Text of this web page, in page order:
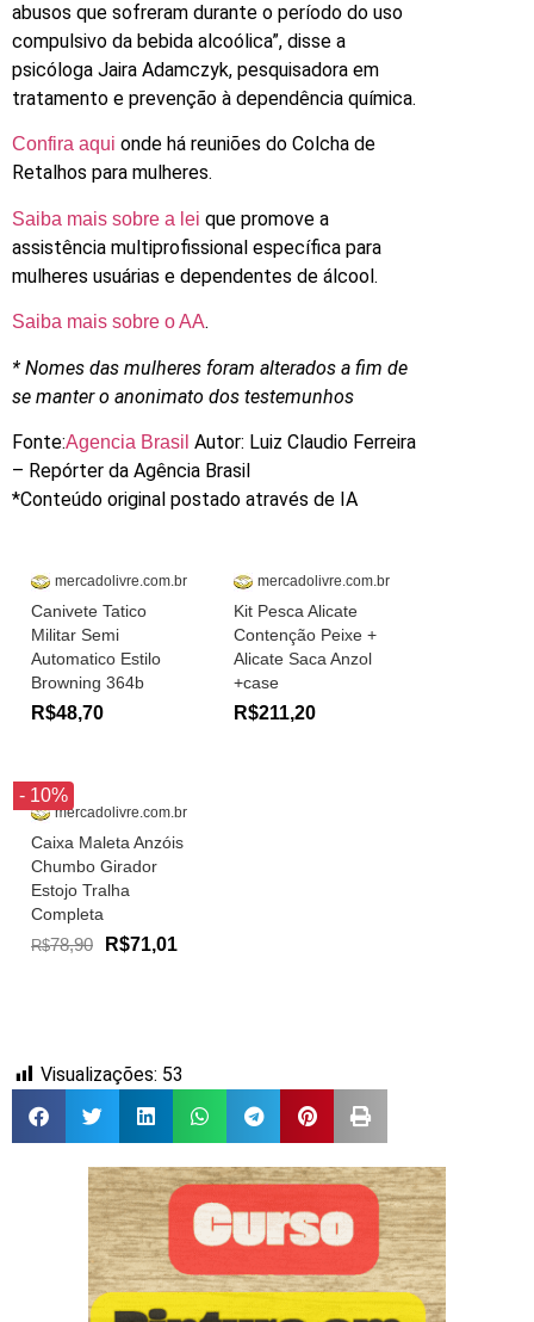
abusos que sofreram durante o período do uso
compulsivo da bebida alcoólica”, disse a
psicóloga Jaira Adamczyk, pesquisadora em
tratamento e prevenção à dependência química.
Confira aqui onde há reuniões do Colcha de
Retalhos para mulheres.
Saiba mais sobre a lei que promove a
assistência multiprofissional específica para
mulheres usuárias e dependentes de álcool.
Saiba mais sobre o AA.
* Nomes das mulheres foram alterados a fim de
se manter o anonimato dos testemunhos
Fonte:Agencia Brasil Autor: Luiz Claudio Ferreira
– Repórter da Agência Brasil
*Conteúdo original postado através de IA
mercadolivre.com.br
Canivete Tatico
Militar Semi
Automatico Estilo
Browning 364b
R$48,70
mercadolivre.com.br
Kit Pesca Alicate
Contenção Peixe +
Alicate Saca Anzol
+case
R$211,20
- 10%
mercadolivre.com.br
Caixa Maleta Anzóis
Chumbo Girador
Estojo Tralha
Completa
R$78,90 R$71,01
Visualizações: 53